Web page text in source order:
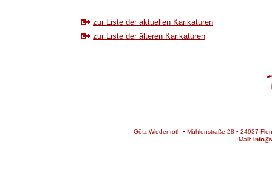
zur Liste der aktuellen Karikaturen
zur Liste der älteren Karikaturen
Götz Wiedenroth • Mühlenstraße 28 • 24937
Mail: